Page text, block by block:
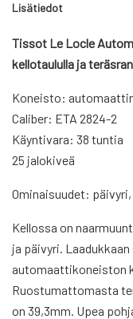
Lisätiedot
Tissot Le Locle
kellotaululla ja
Koneisto:
Caliber: ETA 2824-2
Käyntivara: 38 tuntia
25 jalokiveä
Ominaisuudet:
Kellossa on
ja päivyri.
automaattikoneiston
Ruostumattomasta
on 39,3mm. Upea